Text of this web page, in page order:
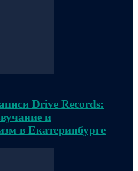
Drive Records:
и
в Екатеринбурге